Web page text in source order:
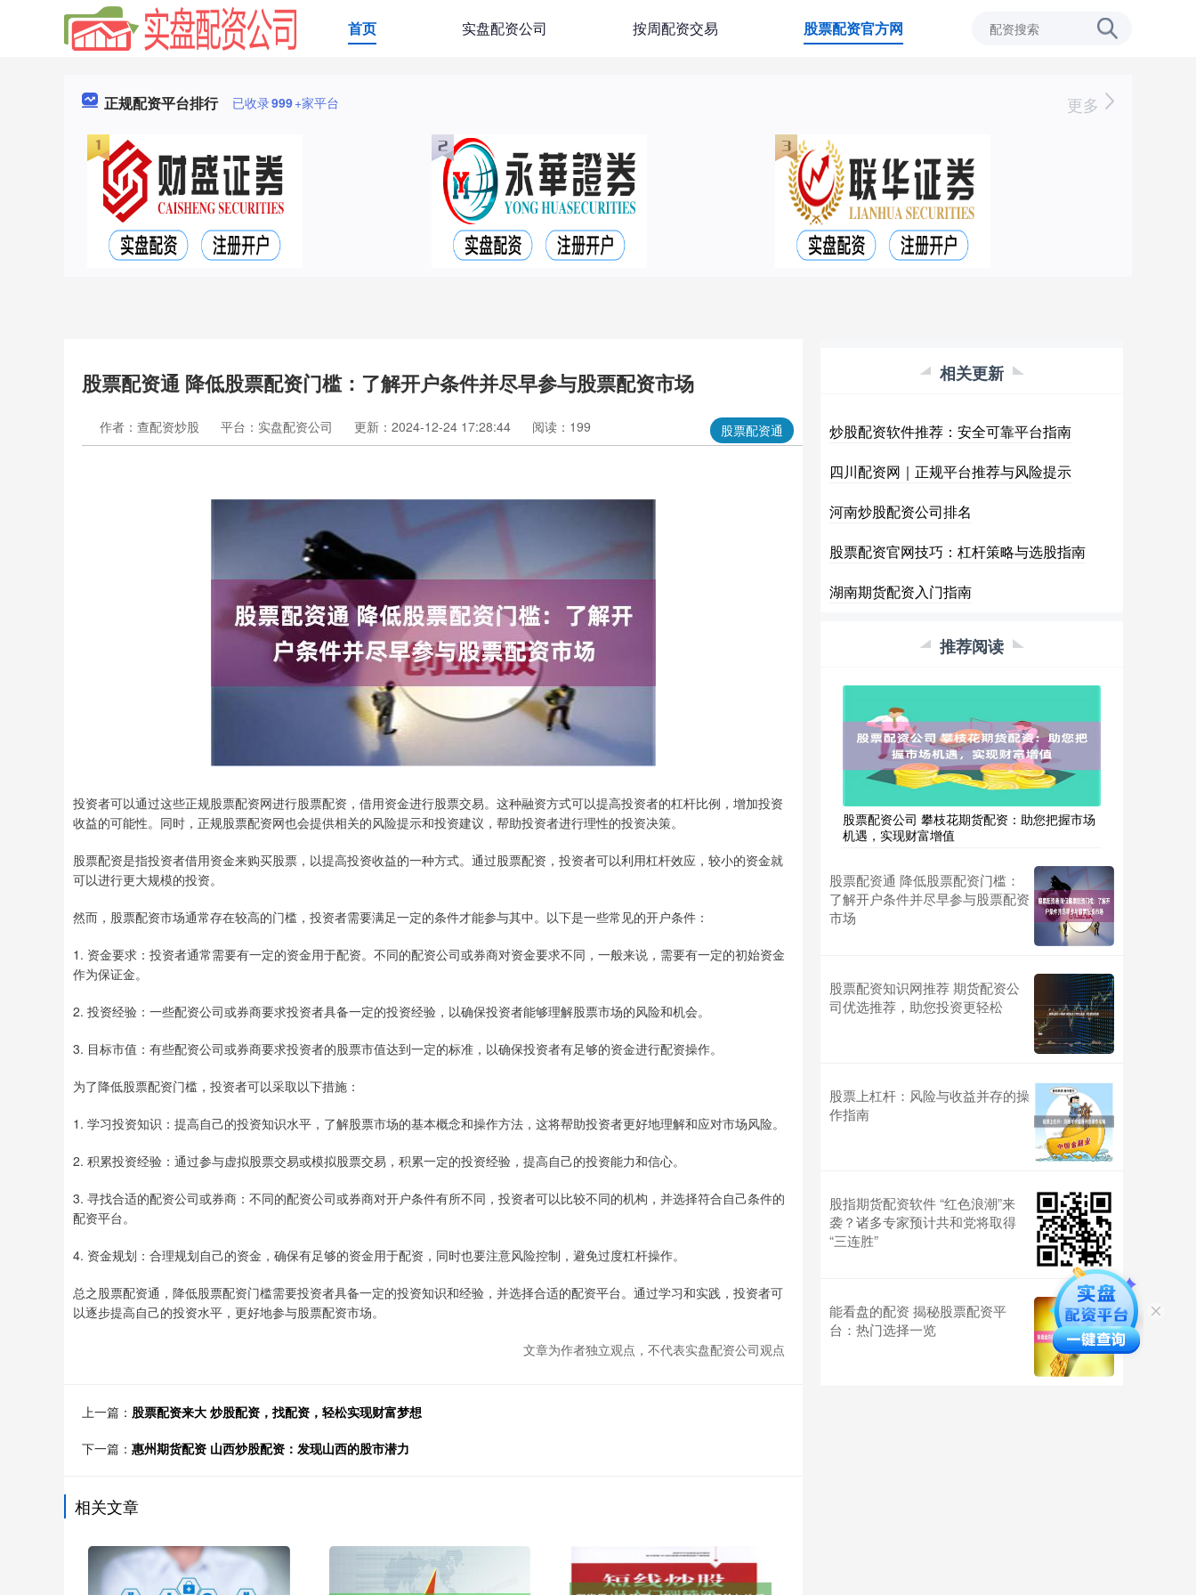
首页 实盘配资公司 按周配资交易 股票配资官方网
正规配资平台排行 已收录999+家平台 更多
股票配资通 降低股票配资门槛：了解开户条件并尽早参与股票配资市场
股票配资通
作者：查配资炒股 平台：实盘配资公司 更新：2024-12-24 17:28:44 阅读：199
投资者可以通过这些正规股票配资网进行股票配资，借用资金进行股票交易。这种融资方式可以提高投资者的杠杆比例，增加投资
收益的可能性。同时，正规股票配资网也会提供相关的风险提示和投资建议，帮助投资者进行理性的投资决策。
股票配资是指投资者借用资金来购买股票，以提高投资收益的一种方式。通过股票配资，投资者可以利用杠杆效应，较小的资金就
可以进行更大规模的投资。
然而，股票配资市场通常存在较高的门槛，投资者需要满足一定的条件才能参与其中。以下是一些常见的开户条件：
1. 资金要求：投资者通常需要有一定的资金用于配资。不同的配资公司或券商对资金要求不同，一般来说，需要有一定的初始资金
作为保证金。
2. 投资经验：一些配资公司或券商要求投资者具备一定的投资经验，以确保投资者能够理解股票市场的风险和机会。
3. 目标市值：有些配资公司或券商要求投资者的股票市值达到一定的标准，以确保投资者有足够的资金进行配资操作。
为了降低股票配资门槛，投资者可以采取以下措施：
1. 学习投资知识：提高自己的投资知识水平，了解股票市场的基本概念和操作方法，这将帮助投资者更好地理解和应对市场风险。
2. 积累投资经验：通过参与虚拟股票交易或模拟股票交易，积累一定的投资经验，提高自己的投资能力和信心。
3. 寻找合适的配资公司或券商：不同的配资公司或券商对开户条件有所不同，投资者可以比较不同的机构，并选择符合自己条件的
配资平台。
4. 资金规划：合理规划自己的资金，确保有足够的资金用于配资，同时也要注意风险控制，避免过度杠杆操作。
总之股票配资通，降低股票配资门槛需要投资者具备一定的投资知识和经验，并选择合适的配资平台。通过学习和实践，投资者可
以逐步提高自己的投资水平，更好地参与股票配资市场。
文章为作者独立观点，不代表实盘配资公司观点
上一篇： 股票配资来大 炒股配资，找配资，轻松实现财富梦想
下一篇： 惠州期货配资 山西炒股配资：发现山西的股市潜力
相关文章
相关更新
炒股配资软件推荐：安全可靠平台指南
四川配资网｜正规平台推荐与风险提示
河南炒股配资公司排名
股票配资官网技巧：杠杆策略与选股指南
湖南期货配资入门指南
推荐阅读
股票配资公司 攀枝花期货配资：助您把握市场
机遇，实现财富增值
股票配资通 降低股票配资门槛：
了解开户条件并尽早参与股票配资
市场
股票配资知识网推荐 期货配资公
司优选推荐，助您投资更轻松
股票上杠杆：风险与收益并存的操
作指南
股指期货配资软件 “红色浪潮”来
袭？诸多专家预计共和党将取得
“三连胜”
能看盘的配资 揭秘股票配资平
台：热门选择一览